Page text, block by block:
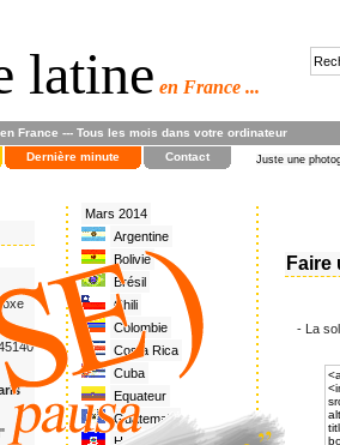
latine en France ...
France --- Tous les mois dans votre ordinateur
Contact
Dernière minute Juste une
Mars 2014
Argentine
Bolivie
Brésil
Chili
Colombie
Costa Rica
Cuba
Equateur
Guatemala
Haïti
Faire
- La